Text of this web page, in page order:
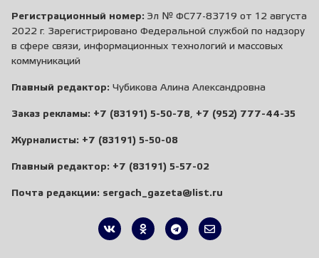
Регистрационный номер: Эл № ФС77-83719 от 12 августа
2022 г. Зарегистрировано Федеральной службой по надзору
в сфере связи, информационных технологий и массовых
коммуникаций
Главный редактор: Чубикова Алина Александровна
Заказ рекламы: +7 (83191) 5-50-78 +7 (952) 777-44-35
Журналисты: +7 (83191) 5-50-08
Главный редактор: +7 (83191) 5-57-02
Почта редакции: sergach_gazeta@list.ru